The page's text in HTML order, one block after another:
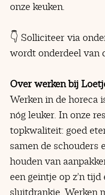
onze keuken.
👇 Solliciteer via
wordt onderdeel van
Over werken bij
Werken in de horeca
nóg leuker. In onze
topkwaliteit: goed
samen de schouders
houden van
een geintje op z’n tijd
sluitdrankje. Werken